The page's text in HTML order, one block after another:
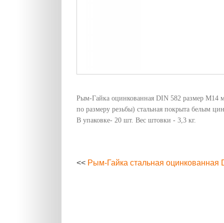
Рым-Гайка оцинкованная DIN 582 размер М14
по размеру резьбы) стальная покрыта белым
В упаковке- 20 шт. Вес штовки - 3,3 кг.
<< Рым-Гайка стальная